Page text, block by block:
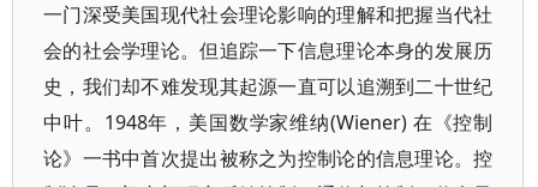
一门深受美国现代社会理论影响的理解和把握当代社
会的社会学理论。但追踪一下信息理论本身的发展历
史，我们却不难发现其起源一直可以追溯到二十世纪
中叶。1948年，美国数学家维纳(Wiener) 在《控制
论》一书中首次提出被称之为控制论的信息理论。控